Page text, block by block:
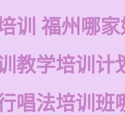
训 福州哪
教学培训计
唱法培训班